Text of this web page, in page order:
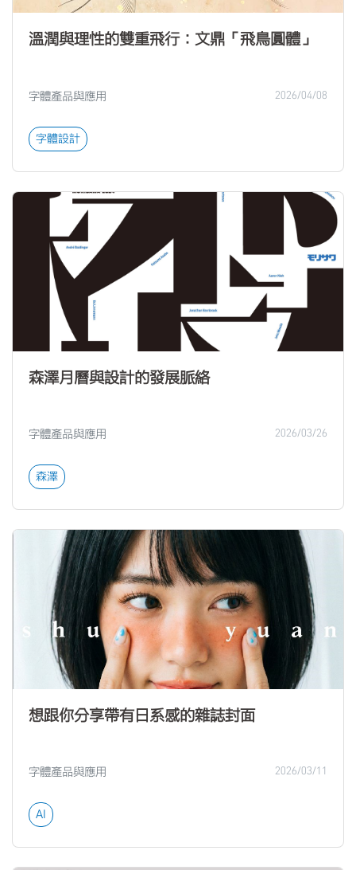
溫潤與理性的雙重飛行：文鼎「飛鳥圓體」
字體產品與應用 2026/04/08
字體設計
森澤月曆與設計的發展脈絡
字體產品與應用 2026/03/26
森澤
想跟你分享帶有日系感的雜誌封面
字體產品與應用 2026/03/11
AI